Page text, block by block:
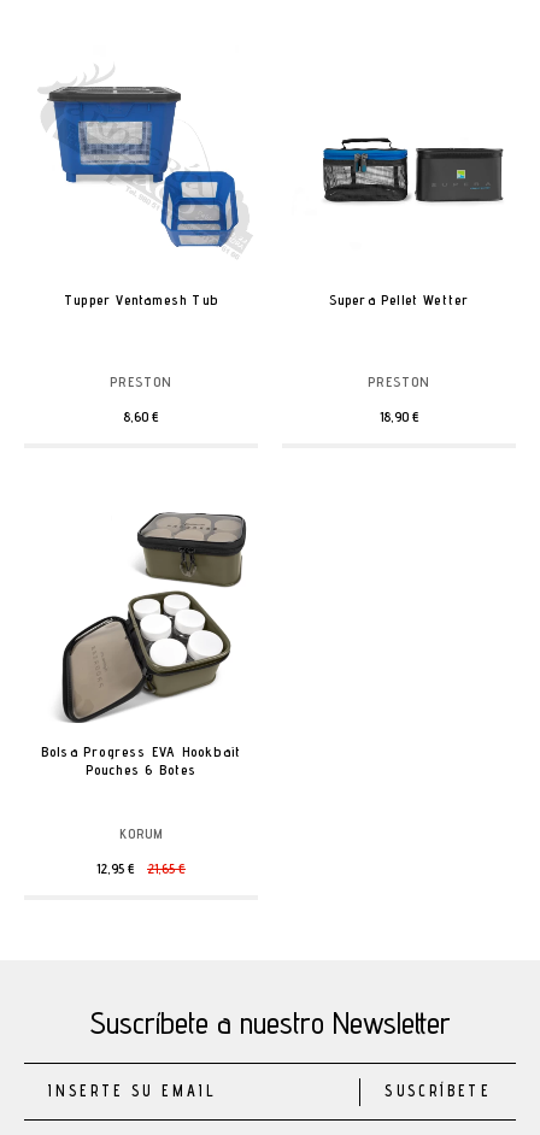
Tupper Ventamesh Tub
PRESTON
8,60 €
Supera Pellet Wetter
PRESTON
18,90 €
Bolsa Progress EVA Hookbait
Pouches 6 Botes
KORUM
12,95 €
21,65 €
Suscríbete a nuestro Newsletter
SUSCRÍBETE